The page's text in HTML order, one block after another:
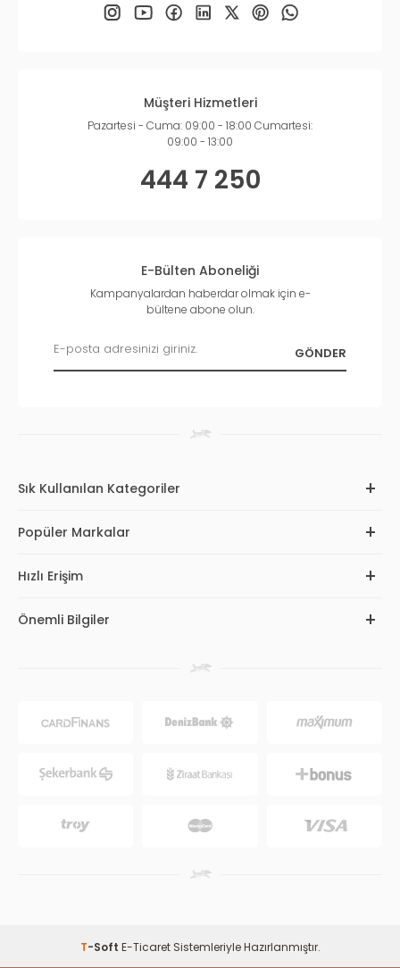
Müşteri Hizmetleri
Pazartesi - Cuma: 09:00 - 18:00 Cumartesi:
09:00 - 13:00
444 7 250
E-Bülten Aboneliği
Kampanyalardan haberdar olmak için e-
bültene abone olun.
Sık Kullanılan Kategoriler
Popüler Markalar
Hızlı Erişim
Önemli Bilgiler
T-Soft E-TicaretSistemleriyle Hazırlanmıştır.